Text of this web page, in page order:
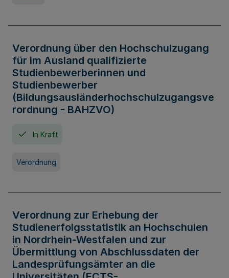
Verordnung über den Hochschulzugang
für im Ausland qualifizierte
Studienbewerberinnen und
Studienbewerber
(Bildungsausländerhochschulzugangsve
rordnung - BAHZVO)
In Kraft
Verordnung
Verordnung zur Erhebung der
Studienerfolgsstatistik an Hochschulen
in Nordrhein-Westfalen und zur
Übermittlung von Abschlussdaten der
Landesprüfungsämter an die